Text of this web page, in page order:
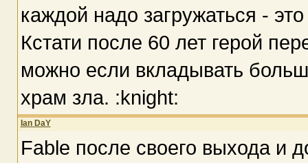
каждой надо загружаться -
Кстати после 60 лет герой
можно если вкладывать
храм зла. :knight:
Ian DaY
Fable после своего выхода и